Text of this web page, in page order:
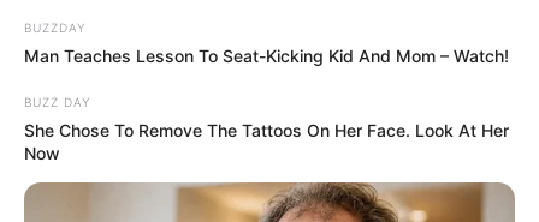
BUZZDAY
Man Teaches Lesson To Seat-Kicking Kid And Mom – Watch!
BUZZ DAY
She Chose To Remove The Tattoos On Her Face. Look At Her
Now